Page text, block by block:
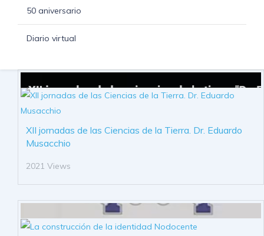
50 aniversario
Diario virtual
XII jornadas de las Ciencias de la Tierra. Dr. Eduardo
Musacchio
2021 Views